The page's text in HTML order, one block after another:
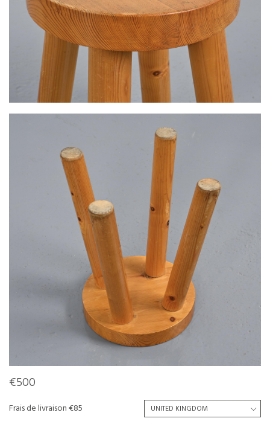
€500
Frais de livraison €85